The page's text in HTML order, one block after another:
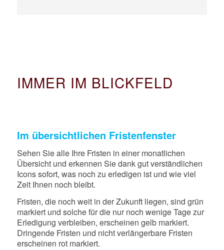
IMMER IM BLICKFELD
Im übersichtlichen Fristenfenster
Sehen Sie alle Ihre Fristen in einer monatlichen
Übersicht und erkennen Sie dank gut verständlichen
Icons sofort, was noch zu erledigen ist und wie viel
Zeit Ihnen noch bleibt.
Fristen, die noch weit in der Zukunft liegen, sind grün
markiert und solche für die nur noch wenige Tage zur
Erledigung verbleiben, erscheinen gelb markiert.
Dringende Fristen und nicht verlängerbare Fristen
erscheinen rot markiert.